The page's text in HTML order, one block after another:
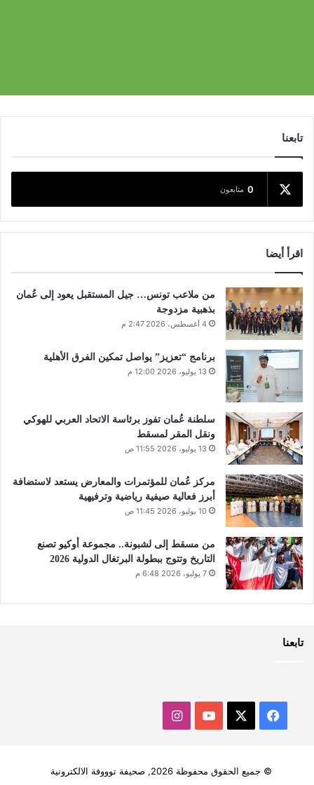
تابعنا
0 متابعون
اقرأ أيضا
من ملاعب تونس… جيل المستقبل يعود إلى عُمان
بذهبية مزدوجة
4 أغسطس، 2026 2:47 م
برنامج “تعزيز” يواصل تمكين الفرق الأهلية
13 يوليو، 2026 12:00 م
سلطنة عُمان تفوز برئاسة الاتحاد العربي للهوكي
ونقل المقر لمسقط
13 يوليو، 2026 11:55 ص
مركز عُمان للمؤتمرات والمعارض يستعد لاستضافة
أبرز فعالية صيفية رياضية وترفيهية
10 يوليو، 2026 11:45 ص
من مسقط إلى لشبونة.. مجموعة أوكيو تصنع
التاريخ وتتوج ببطولة البرتغال الدولية 2026
7 يوليو، 2026 6:48 م
تابعنا
فيسبوك ‫YouTubeانستقرام
© جميع الحقوق محفوظة 2026, صحيفة توووفة الالكترونية